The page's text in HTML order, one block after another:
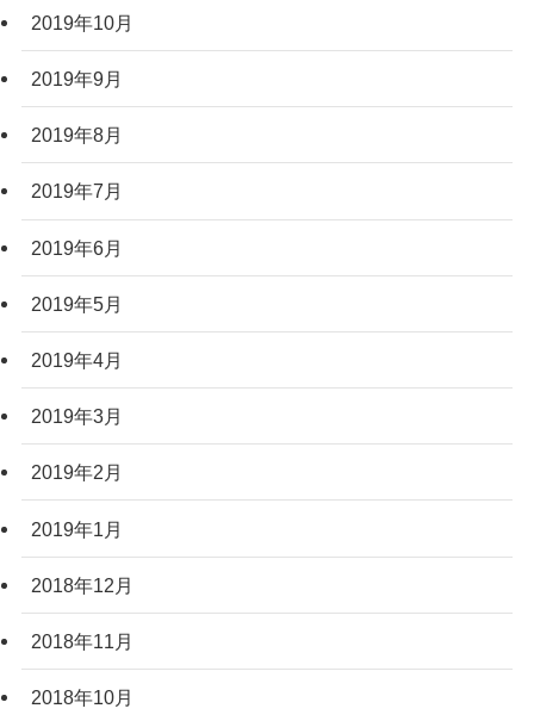
2019年10月
2019年9月
2019年8月
2019年7月
2019年6月
2019年5月
2019年4月
2019年3月
2019年2月
2019年1月
2018年12月
2018年11月
2018年10月